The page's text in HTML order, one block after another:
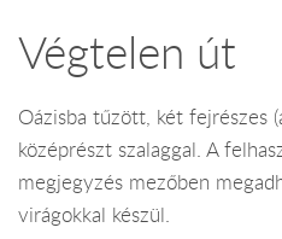
Végtelen út
Oázisba tűzött, két fejrészes
középrészt szalaggal. A
megjegyzés mezőben
virágokkal készül.